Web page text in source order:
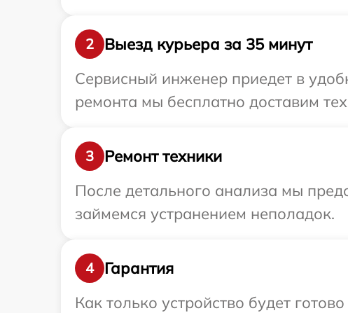
2
Выезд курьера за 35 минут
Сервисный инженер приедет в
ремонта мы бесплатно доставим
3
Ремонт техники
После детального анализа мы
займемся устранением неполадок.
4
Гарантия
Как только устройство будет